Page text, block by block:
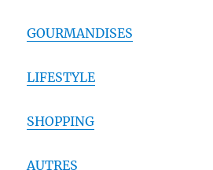
GOURMANDISES
LIFESTYLE
SHOPPING
AUTRES